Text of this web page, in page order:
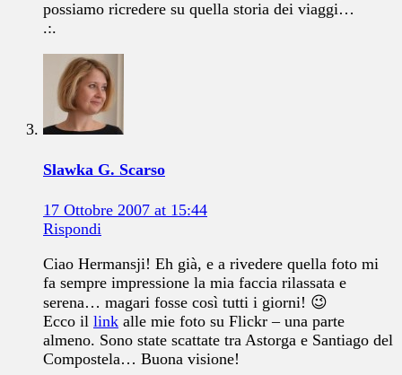
possiamo ricredere su quella storia dei viaggi…
.:.
Slawka G. Scarso
17 Ottobre 2007 at 15:44
Rispondi
Ciao Hermansji! Eh già, e a rivedere quella foto mi
fa sempre impressione la mia faccia rilassata e
serena… magari fosse così tutti i giorni! 😉
Ecco il link alle mie foto su Flickr – una parte
almeno. Sono state scattate tra Astorga e Santiago del
Compostela… Buona visione!